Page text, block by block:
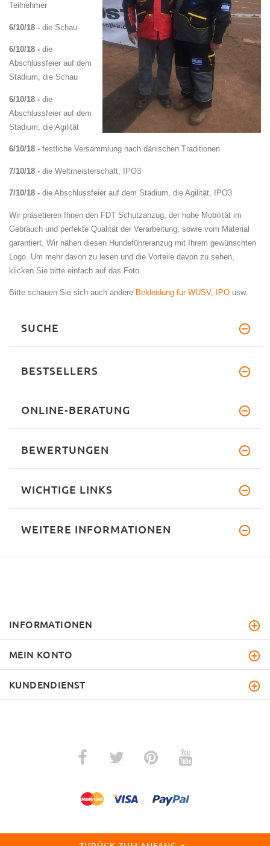
Teilnehmer
6/10/18 - die Schau
6/10/18 - die
Abschlussfeier auf dem
Stadium, die Schau
6/10/18 - die
Abschlussfeier auf dem
Stadium, die Agilität
6/10/18 - festliche Versammlung nach dänischen Traditionen
7/10/18 - die Weltmeisterschaft, IPO3
7/10/18 - die Abschlussfeier auf dem Stadium, die Agilität, IPO3
Wir präsetieren Ihnen den FDT Schutzanzug, der hohe Mobilität im
Gebrauch und perfekte Qualität der Verarbeitung, sowie vom Material
garantiert. Wir nähen diesen Hundeführeranzug mit Ihrem gewünschten
Logo. Um mehr davon zu lesen und die Vorteile davon zu sehen,
klicken Sie bitte einfach auf das Foto.
Bitte schauen Sie sich auch andere Bekleidung für WUSV, IPO usw.
SUCHE
BESTSELLERS
ONLINE-BERATUNG
BEWERTUNGEN
WICHTIGE LINKS
WEITERE INFORMATIONEN
INFORMATIONEN
MEIN KONTO
KUNDENDIENST